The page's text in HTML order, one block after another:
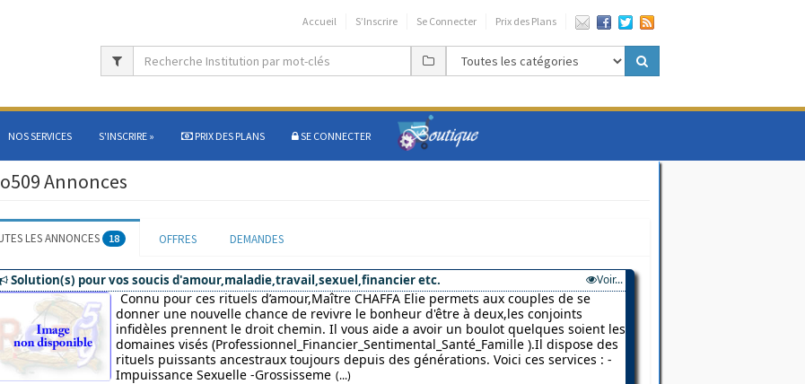
Accueil S’Inscrire Se Connecter Prix des Plans
NOS SERVICES S'INSCRIRE » PRIX DES PLANS SE CONNECTER
Annonces
LES ANNONCES 18 OFFRES DEMANDES
Solution(s) pour vos soucis d'amour,maladie,travail,sexuel,financier etc. Voir...
Connu pour ces rituels d’amour,Maître CHAFFA Elie permets aux couples de se
donner une nouvelle chance de revivre le bonheur d'être à deux,les conjoints
infidèles prennent le droit chemin. Il vous aide a avoir un boulot quelques soient les
domaines visés (Professionnel_Financier_Sentimental_Santé_Famille ).Il dispose des
rituels puissants ancestraux toujours depuis des générations. Voici ces services : -
Impuissance Sexuelle -Grossisseme (...)